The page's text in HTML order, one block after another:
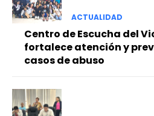
ACTUALIDAD
Centro de Escucha del
fortalece atención y
casos de abuso